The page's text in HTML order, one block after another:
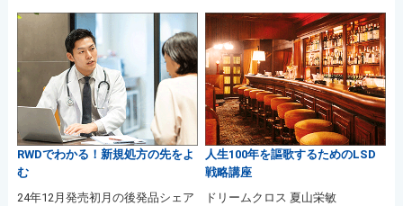
RWDでわかる！新規処方の先をよ
む
24年12月発売初月の後発品シェア
人生100年を謳歌するためのLSD
戦略講座
ドリームクロス 夏山栄敏